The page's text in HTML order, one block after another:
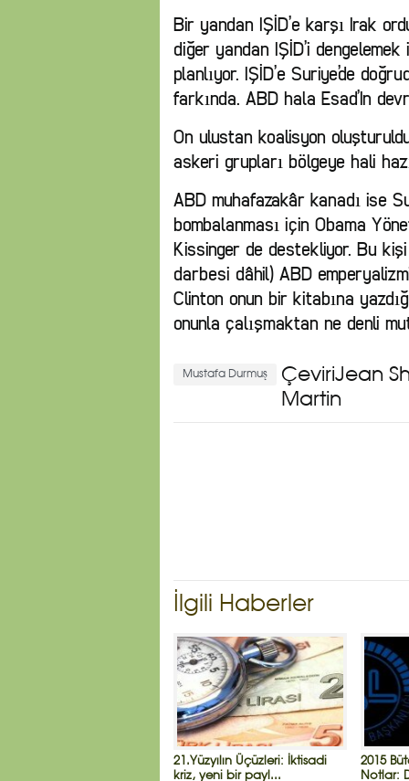
Bir yandan IŞİD’e karşı Irak
diğer yandan IŞİD’i dengelemek
planlıyor. IŞİD’e Suriye’de
farkında. ABD hala Esad’In
On ulustan koalisyon
askeri grupları bölgeye hali
ABD muhafazakâr kanadı ise
bombalanması için Obama
Kissinger de destekliyor. Bu
darbesi dâhil) ABD
Clinton onun bir kitabına
onunla çalışmaktan ne denli
ÇeviriJean
Mustafa Durmuş
Martin
İlgili Haberler
21.Yüzyılın Üçüzleri: İktisadi
kriz, yeni bir payl...
2015
Notlar: